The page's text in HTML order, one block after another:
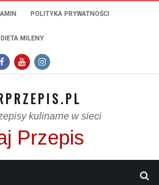
POLITYKA PRYWATNOŚCI
DIETA MILENY
kulinarne w sieci
Przepis